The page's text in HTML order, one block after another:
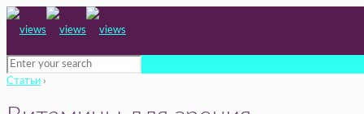
Статьи ›